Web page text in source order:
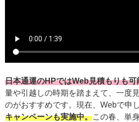
日本通運のHPではWeb見積もりも可
量や引越しの時期を踏まえて、一度
のがおすすめです。現在、Webで申
キャンペーンも実施中。この春、単